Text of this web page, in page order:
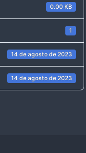
0.00 KB
1
14 de agosto de 2023
14 de agosto de 2023